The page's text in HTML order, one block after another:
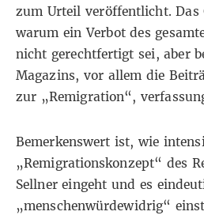
zum Urteil veröffentlicht. Das
warum ein Verbot des
nicht gerechtfertigt sei, aber
Magazins, vor allem die
zur „Remigration“,
Bemerkenswert ist, wie
„Remigrationskonzept“ des
Sellner eingeht und es
„menschenwürdewidrig“